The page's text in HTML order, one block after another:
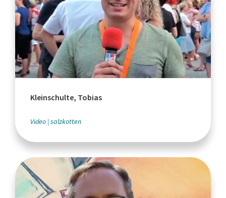
Kleinschulte, Tobias
Video salzkotten